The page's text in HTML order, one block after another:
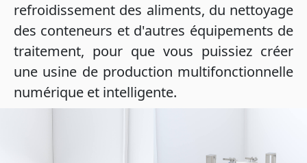
refroidissement des aliments, du nettoyage
des conteneurs et d'autres équipements de
traitement, pour que vous puissiez créer
une usine de production multifonctionnelle
numérique et intelligente.